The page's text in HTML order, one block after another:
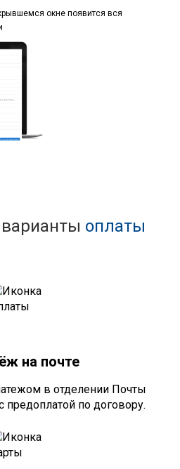
окне появится вся
оплаты
на почте
в отделении Почты
предоплатой по договору.